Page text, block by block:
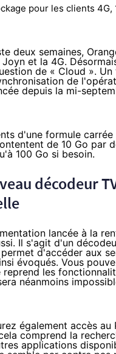
pour les clients 4G,
deux semaines,
Joyn et la 4G.
de « Cloud ».
de
depuis la mi-
d'une formule carrée
de 10 Go par
100 Go si besoin.
décodeur
lancée à la
Il s'agit d'un
d'accéder aux
évoqués. Vous
reprend les
néanmoins
également accès
comprend la
applications